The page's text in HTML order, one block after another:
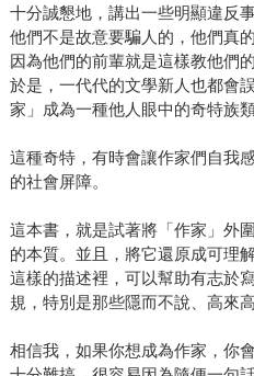
十分誠懇地，講出一些明顯違反
他們不是故意要騙人的，他們真
因為他們的前輩就是這樣教他們
於是，一代代的文學新人也都會
家」成為一種他人眼中的奇特族類
這種奇特，有時會讓作家們自我
的社會屏障。
這本書，就是試著將「作家」外
的本質。並且，將它還原成可理
這樣的描述裡，可以幫助有志於
規，特別是那些隱而不說、高來
相信我，如果你想成為作家，你